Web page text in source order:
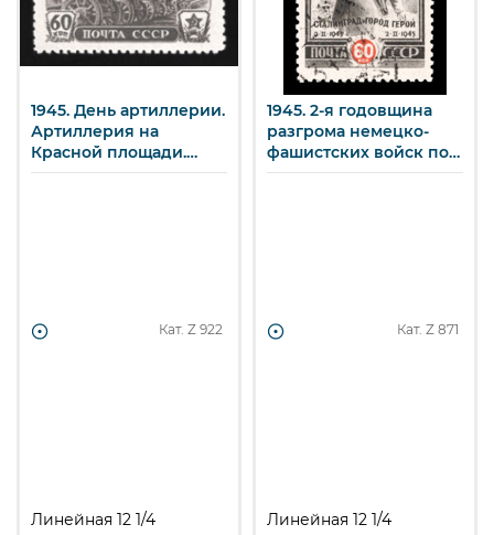
1945. День артиллерии.
Артиллерия на
Красной площади.
60 к.
Кат. Z 922
Линейная 12 1/4
1945. 2-я годовщина
разгрома немецко-
фашистских войск под
Сталинградом. Воин
Кат. Z 871
Линейная 12 1/4